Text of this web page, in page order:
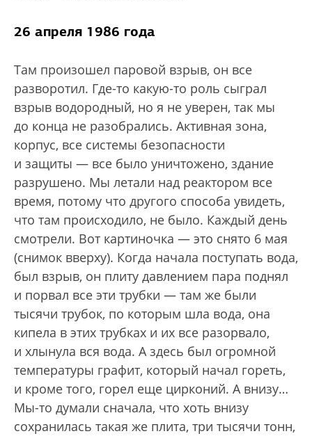
26 апреля 1986 года
Там произошел паровой взрыв, он все
разворотил. Где-то какую-то роль сыграл
взрыв водородный, но я не уверен, так мы
до конца не разобрались. Активная зона,
корпус, все системы безопасности
и защиты — все было уничтожено, здание
разрушено. Мы летали над реактором все
время, потому что другого способа увидеть,
что там происходило, не было. Каждый день
смотрели. Вот картиночка — это снято 6 мая
(снимок вверху). Когда начала поступать вода,
был взрыв, он плиту давлением пара поднял
и порвал все эти трубки — там же были
тысячи трубок, по которым шла вода, она
кипела в этих трубках и их все разорвало,
и хлынула вся вода. А здесь был огромной
температуры графит, который начал гореть,
и кроме того, горел еще цирконий. А внизу…
Мы-то думали сначала, что хоть внизу
сохранилась такая же плита, три тысячи тонн,